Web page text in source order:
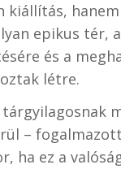
kiállítás,
epikus tér,
és a
létre.
tárgyilagosnak
–
ha ez a